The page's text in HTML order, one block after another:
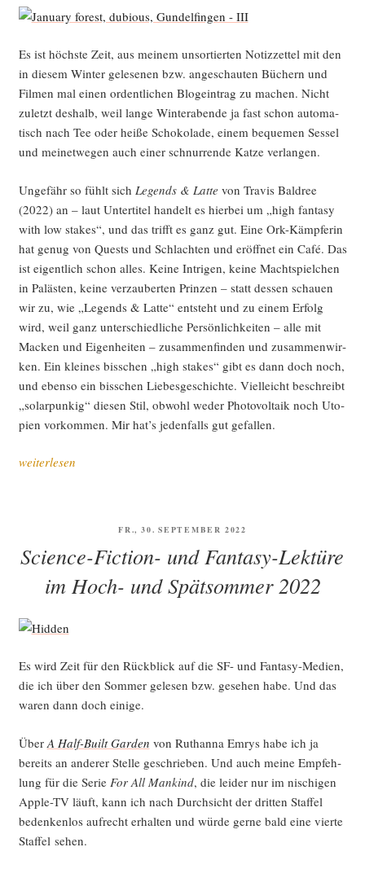
Es ist höchs­te Zeit, aus mei­nem unsor­tier­ten Notiz­zet­tel mit den
in die­sem Win­ter gele­se­nen bzw. ange­schau­ten Büchern und
Fil­men mal einen ordent­li­chen Blog­ein­trag zu machen. Nicht
zuletzt des­halb, weil lan­ge Win­ter­aben­de ja fast schon auto­ma­
tisch nach Tee oder hei­ße Scho­ko­la­de, einem beque­men Ses­sel
und mei­net­we­gen auch einer schnur­ren­de Kat­ze verlangen.
Unge­fähr so fühlt sich Legends & Lat­te von Tra­vis Bal­d­ree
(2022) an – laut Unter­ti­tel han­delt es hier­bei um „high fan­ta­sy
with low sta­kes“, und das trifft es ganz gut. Eine Ork-Kämp­fe­rin
hat genug von Quests und Schlach­ten und eröff­net ein Café. Das
ist eigent­lich schon alles. Kei­ne Intri­gen, kei­ne Macht­spiel­chen
in Paläs­ten, kei­ne ver­zau­ber­ten Prin­zen – statt des­sen schau­en
wir zu, wie „Legends & Lat­te“ ent­steht und zu einem Erfolg
wird, weil ganz unter­schied­li­che Per­sön­lich­kei­ten – alle mit
Macken und Eigen­hei­ten – zusam­men­fin­den und zusam­men­wir­
ken. Ein klei­nes biss­chen „high sta­kes“ gibt es dann doch noch,
und eben­so ein biss­chen Lie­bes­ge­schich­te. Viel­leicht beschreibt
„solar­pun­kig“ die­sen Stil, obwohl weder Pho­to­vol­ta­ik noch Uto­
pien vor­kom­men. Mir hat’s jeden­falls gut gefallen.
„Sci­
Fan­
–
sen“
weiterlesen
VERÖFFENTLICHT
FR., 30. SEPTEMBER 2022
Science-Fiction- und Fantasy-Lektüre
im Hoch- und Spätsommer 2022
Es wird Zeit für den Rück­blick auf die SF- und Fan­ta­sy-Medi­en,
die ich über den Som­mer gele­sen bzw. gese­hen habe. Und das
waren dann doch einige.
Über A Half-Built Gar­den von Rut­han­na Emrys habe ich ja
bereits an ande­rer Stel­le geschrie­ben. Und auch mei­ne Emp­feh­
lung für die Serie For All Man­kind, die lei­der nur im nischi­gen
Apple-TV läuft, kann ich nach Durch­sicht der drit­ten Staf­fel
beden­ken­los auf­recht erhal­ten und wür­de ger­ne bald eine vier­te
Staf­fel sehen.